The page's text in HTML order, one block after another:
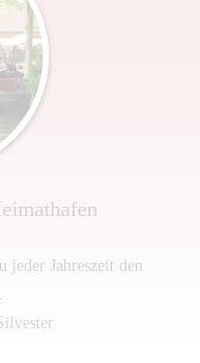
jeder Jahreszeit den